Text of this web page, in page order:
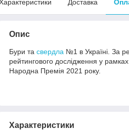
Доставка
Опис
Бури та свердла №1 в Україні. За
рейтингового дослідження у
Народна Премія 2021 року.
Характеристики